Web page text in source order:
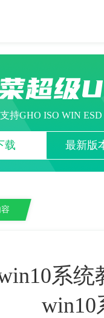
超级
持GHO ISO WIN
载 最新版
系
win10